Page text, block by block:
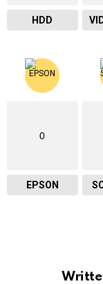
HDD
0
EPSON